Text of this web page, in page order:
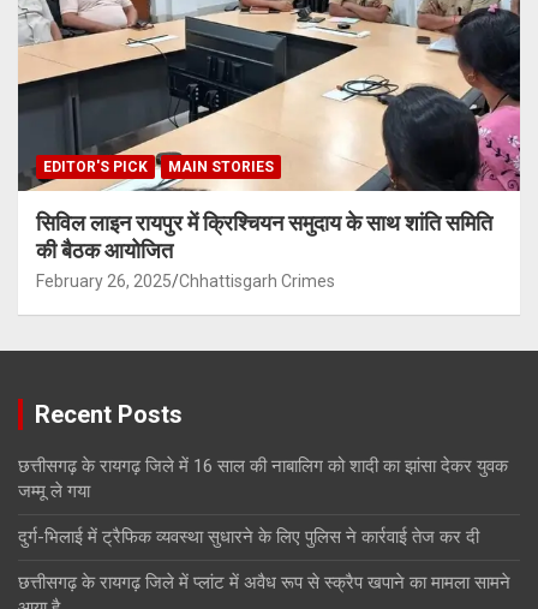
EDITOR'S PICK MAIN STORIES
सिविल लाइन रायपुर में क्रिश्चियन समुदाय के साथ शांति समिति
की बैठक आयोजित
February 26, 2025 Chhattisgarh Crimes
Recent Posts
छत्तीसगढ़ के रायगढ़ जिले में 16 साल की नाबालिग को शादी का झांसा देकर युवक
जम्मू ले गया
दुर्ग-भिलाई में ट्रैफिक व्यवस्था सुधारने के लिए पुलिस ने कार्रवाई तेज कर दी
छत्तीसगढ़ के रायगढ़ जिले में प्लांट में अवैध रूप से स्क्रैप खपाने का मामला सामने